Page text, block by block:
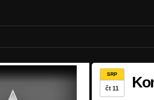
SRP
čt 11